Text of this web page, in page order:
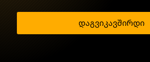
დაგვიკავშირდი